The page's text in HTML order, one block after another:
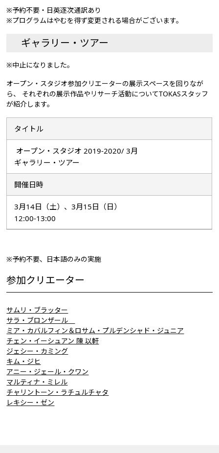
※予約不要・日英逐次通訳あり
※プログラムはやむを得ず変更される場合がございます。
ギャラリー・ツアー
※中止になりました。
オープン・スタジオ参加クリエーターの展示スペースを回りなが
ら、 それぞれの展示作品やリサーチ活動についてTOKASスタッフ
が紹介します。
タイトル
オープン・スタジオ 2019-2020/ 3月
ギャラリー・ツアー
開催日時
3月14日（土）、3月15日（日）
12:00-13:00
※予約不要、日本語のみの実施
参加クリエーター
サムリ・ブラッター
サラ・ブロンザール
ミア・カバルフィン＆ロサム・プルデンシャド・ジュニア
チェン・イーシュアン 陳 以軒
ジェシー・カミング
キム・ジヒ
アニー・ジェール・クワン
マルティナ・ミレル
チャリントーン・ラチュルチャタ
レキシー・ゼン